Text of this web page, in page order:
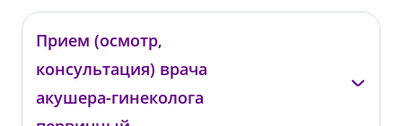
Прием (осмотр,
консультация) врача
акушера-гинеколога